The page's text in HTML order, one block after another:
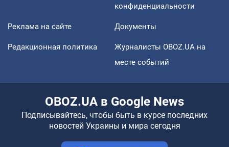
конфиденциальности
Реклама на сайте Документы
Редакционная политика
Журналисты OBOZ.UA на
месте событий
OBOZ.UA в Google News
Подписывайтесь, чтобы быть в курсе последних
новостей Украины и мира сегодня